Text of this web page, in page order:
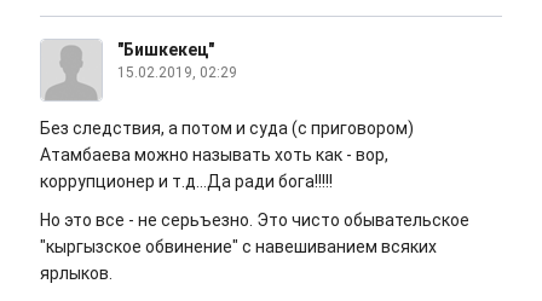
"Бишкекец"
15.02.2019, 02:29
Без следствия, а потом и суда (с приговором)
Атамбаева можно называть хоть как - вор,
коррупционер и т.д...Да ради бога!!!!!
Но это все - не серьъезно. Это чисто обывательское
"кыргызское обвинение" с навешиванием всяких
ярлыков.